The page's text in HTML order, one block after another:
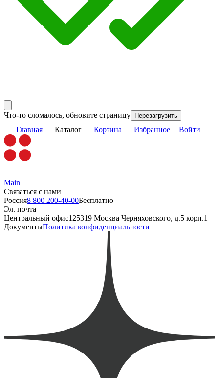
Что-то сломалось, обновите страницу Перезагрузить
Главная Каталог Корзина Избранное Войти
Main
Связаться с нами
Россия8 800 200-40-00Бесплатно
Эл. почта
Центральный офис125319 Москва Черняховского, д.5 корп.1
ДокументыПолитика конфиденциальности